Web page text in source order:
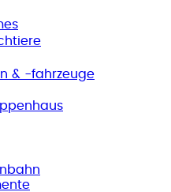
& -fahrzeuge